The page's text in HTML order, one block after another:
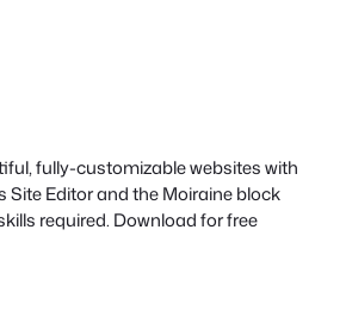
fully-customizable websites with
Site Editor and the Moiraine block
required. Download for free